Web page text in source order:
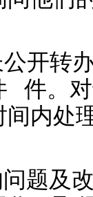
公开转
件。
间内处
题及